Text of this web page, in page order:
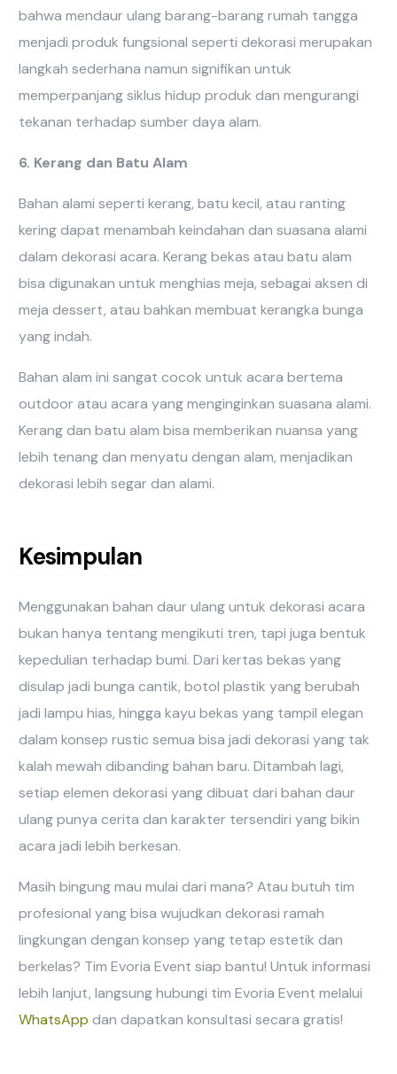
bahwa mendaur ulang barang-barang rumah tangga
menjadi produk fungsional seperti dekorasi merupakan
langkah sederhana namun signifikan untuk
memperpanjang siklus hidup produk dan mengurangi
tekanan terhadap sumber daya alam.
6. Kerang dan Batu Alam
Bahan alami seperti kerang, batu kecil, atau ranting
kering dapat menambah keindahan dan suasana alami
dalam dekorasi acara. Kerang bekas atau batu alam
bisa digunakan untuk menghias meja, sebagai aksen di
meja dessert, atau bahkan membuat kerangka bunga
yang indah.
Bahan alam ini sangat cocok untuk acara bertema
outdoor atau acara yang menginginkan suasana alami.
Kerang dan batu alam bisa memberikan nuansa yang
lebih tenang dan menyatu dengan alam, menjadikan
dekorasi lebih segar dan alami.
Kesimpulan
Menggunakan bahan daur ulang untuk dekorasi acara
bukan hanya tentang mengikuti tren, tapi juga bentuk
kepedulian terhadap bumi. Dari kertas bekas yang
disulap jadi bunga cantik, botol plastik yang berubah
jadi lampu hias, hingga kayu bekas yang tampil elegan
dalam konsep rustic semua bisa jadi dekorasi yang tak
kalah mewah dibanding bahan baru. Ditambah lagi,
setiap elemen dekorasi yang dibuat dari bahan daur
ulang punya cerita dan karakter tersendiri yang bikin
acara jadi lebih berkesan.
Masih bingung mau mulai dari mana? Atau butuh tim
profesional yang bisa wujudkan dekorasi ramah
lingkungan dengan konsep yang tetap estetik dan
berkelas? Tim Evoria Event siap bantu! Untuk informasi
lebih lanjut, langsung hubungi tim Evoria Event melalui
WhatsApp dan dapatkan konsultasi secara gratis!